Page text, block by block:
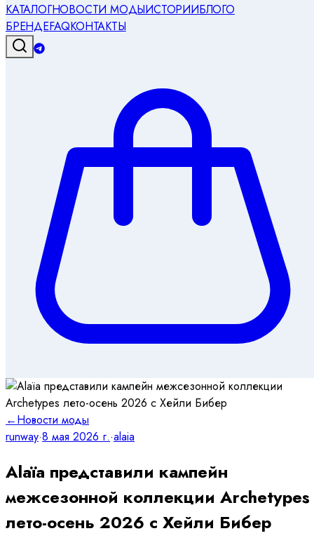
КАТАЛОГНОВОСТИ МОДЫИСТОРИИБЛОГО
БРЕНДЕFAQКОНТАКТЫ
←Новости моды
runway·8 мая 2026 г.·alaia
Alaïa представили кампейн
межсезонной коллекции Archetypes
лето-осень 2026 с Хейли Бибер